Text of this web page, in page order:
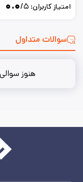
سوالات متداول
امتیاز کاربران: ۰.۰/۵
هنوز